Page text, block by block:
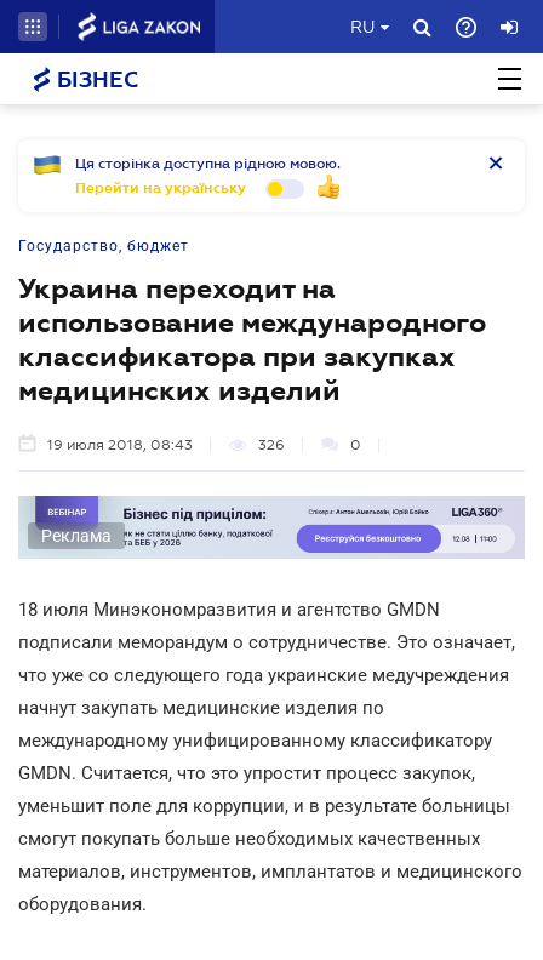
RU
БІЗНЕС
Ця сторінка доступна рідною мовою.
Перейти на українську
Государство, бюджет
Украина переходит на
использование международного
классификатора при закупках
медицинских изделий
19 июля 2018, 08:43 326 0
Реклама
18 июля Минэкономразвития и агентство GMDN
подписали меморандум о сотрудничестве. Это означает,
что уже со следующего года украинские медучреждения
начнут закупать медицинские изделия по
международному унифицированному классификатору
GMDN. Считается, что это упростит процесс закупок,
уменьшит поле для коррупции, и в результате больницы
смогут покупать больше необходимых качественных
материалов, инструментов, имплантатов и медицинского
оборудования.